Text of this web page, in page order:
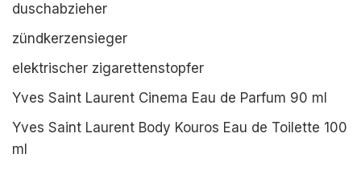
duschabzieher
zündkerzensieger
elektrischer zigarettenstopfer
Yves Saint Laurent Cinema Eau de Parfum 90 ml
Yves Saint Laurent Body Kouros Eau de Toilette 100
ml